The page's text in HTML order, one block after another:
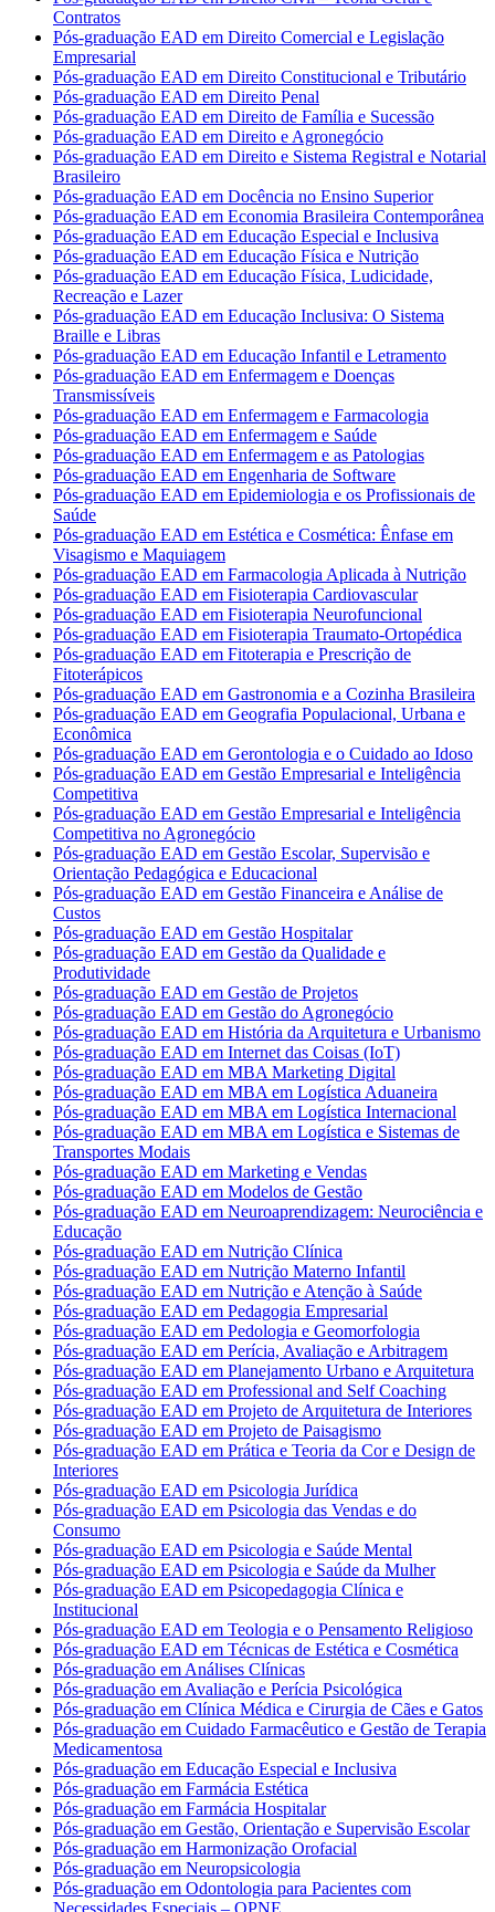
Contratos
Pós-graduação EAD em Direito Comercial e Legislação
Empresarial
Pós-graduação EAD em Direito Constitucional e Tributário
Pós-graduação EAD em Direito Penal
Pós-graduação EAD em Direito de Família e Sucessão
Pós-graduação EAD em Direito e Agronegócio
Pós-graduação EAD em Direito e Sistema Registral e Notarial
Brasileiro
Pós-graduação EAD em Docência no Ensino Superior
Pós-graduação EAD em Economia Brasileira Contemporânea
Pós-graduação EAD em Educação Especial e Inclusiva
Pós-graduação EAD em Educação Física e Nutrição
Pós-graduação EAD em Educação Física, Ludicidade,
Recreação e Lazer
Pós-graduação EAD em Educação Inclusiva: O Sistema
Braille e Libras
Pós-graduação EAD em Educação Infantil e Letramento
Pós-graduação EAD em Enfermagem e Doenças
Transmissíveis
Pós-graduação EAD em Enfermagem e Farmacologia
Pós-graduação EAD em Enfermagem e Saúde
Pós-graduação EAD em Enfermagem e as Patologias
Pós-graduação EAD em Engenharia de Software
Pós-graduação EAD em Epidemiologia e os Profissionais de
Saúde
Pós-graduação EAD em Estética e Cosmética: Ênfase em
Visagismo e Maquiagem
Pós-graduação EAD em Farmacologia Aplicada à Nutrição
Pós-graduação EAD em Fisioterapia Cardiovascular
Pós-graduação EAD em Fisioterapia Neurofuncional
Pós-graduação EAD em Fisioterapia Traumato-Ortopédica
Pós-graduação EAD em Fitoterapia e Prescrição de
Fitoterápicos
Pós-graduação EAD em Gastronomia e a Cozinha Brasileira
Pós-graduação EAD em Geografia Populacional, Urbana e
Econômica
Pós-graduação EAD em Gerontologia e o Cuidado ao Idoso
Pós-graduação EAD em Gestão Empresarial e Inteligência
Competitiva
Pós-graduação EAD em Gestão Empresarial e Inteligência
Competitiva no Agronegócio
Pós-graduação EAD em Gestão Escolar, Supervisão e
Orientação Pedagógica e Educacional
Pós-graduação EAD em Gestão Financeira e Análise de
Custos
Pós-graduação EAD em Gestão Hospitalar
Pós-graduação EAD em Gestão da Qualidade e
Produtividade
Pós-graduação EAD em Gestão de Projetos
Pós-graduação EAD em Gestão do Agronegócio
Pós-graduação EAD em História da Arquitetura e Urbanismo
Pós-graduação EAD em Internet das Coisas (IoT)
Pós-graduação EAD em MBA Marketing Digital
Pós-graduação EAD em MBA em Logística Aduaneira
Pós-graduação EAD em MBA em Logística Internacional
Pós-graduação EAD em MBA em Logística e Sistemas de
Transportes Modais
Pós-graduação EAD em Marketing e Vendas
Pós-graduação EAD em Modelos de Gestão
Pós-graduação EAD em Neuroaprendizagem: Neurociência e
Educação
Pós-graduação EAD em Nutrição Clínica
Pós-graduação EAD em Nutrição Materno Infantil
Pós-graduação EAD em Nutrição e Atenção à Saúde
Pós-graduação EAD em Pedagogia Empresarial
Pós-graduação EAD em Pedologia e Geomorfologia
Pós-graduação EAD em Perícia, Avaliação e Arbitragem
Pós-graduação EAD em Planejamento Urbano e Arquitetura
Pós-graduação EAD em Professional and Self Coaching
Pós-graduação EAD em Projeto de Arquitetura de Interiores
Pós-graduação EAD em Projeto de Paisagismo
Pós-graduação EAD em Prática e Teoria da Cor e Design de
Interiores
Pós-graduação EAD em Psicologia Jurídica
Pós-graduação EAD em Psicologia das Vendas e do
Consumo
Pós-graduação EAD em Psicologia e Saúde Mental
Pós-graduação EAD em Psicologia e Saúde da Mulher
Pós-graduação EAD em Psicopedagogia Clínica e
Institucional
Pós-graduação EAD em Teologia e o Pensamento Religioso
Pós-graduação EAD em Técnicas de Estética e Cosmética
Pós-graduação em Análises Clínicas
Pós-graduação em Avaliação e Perícia Psicológica
Pós-graduação em Clínica Médica e Cirurgia de Cães e Gatos
Pós-graduação em Cuidado Farmacêutico e Gestão de Terapia
Medicamentosa
Pós-graduação em Educação Especial e Inclusiva
Pós-graduação em Farmácia Estética
Pós-graduação em Farmácia Hospitalar
Pós-graduação em Gestão, Orientação e Supervisão Escolar
Pós-graduação em Harmonização Orofacial
Pós-graduação em Neuropsicologia
Pós-graduação em Odontologia para Pacientes com
Necessidades Especiais – OPNE